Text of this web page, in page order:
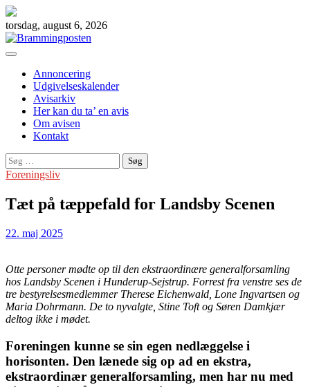
Skip
to
content
torsdag, august 6, 2026
Annoncering
Udgivelseskalender
Avisarkiv
Her kan du ta’ en avis
Om avisen
Kontakt
Søg
efter:
Foreningsliv
Tæt på tæppefald for Landsby Scenen
22. maj 2025
Otte personer mødte op til den ekstraordinære generalforsamling
hos Landsby Scenen i Hunderup-Sejstrup. Forrest fra venstre ses de
tre bestyrelsesmedlemmer Therese Eichenwald, Lone Ingvartsen og
Maria Dohrmann. De to nyvalgte, Stine Toft og Søren Damkjær
deltog ikke i mødet.
Foreningen kunne se sin egen nedlæggelse i
horisonten. Den lænede sig op ad en ekstra,
ekstraordinær generalforsamling, men har nu med